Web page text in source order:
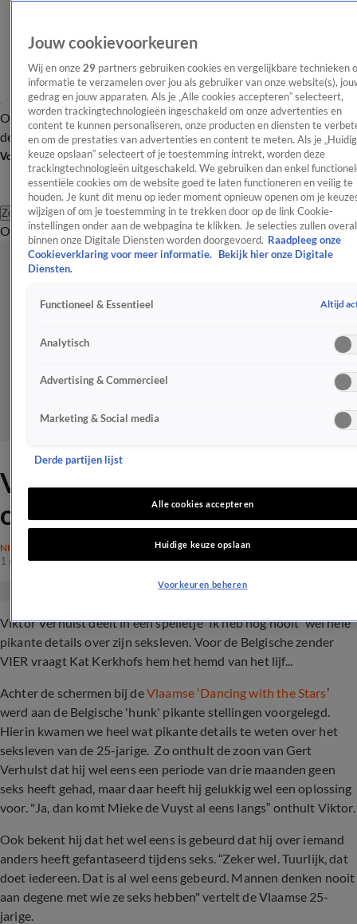
OverzichtAfleveringen Entertainment TV Algemeen
Tip
de redactieNieuwsbrief
Volg Shownieuws
Zoeken
OverzichtEntertainmentSpraakmakendRealityCrimeVideo's
Viktor Verhulst erg
openhartig over seksleven
NIEUWS
1 nov 2019, 11:20
Viktor Verhulst deelt in een spelletje 'Ik heb nog nooit' wel hele
pikante details over zijn seksleven. Voor de Belgische zender
VIER vraagt Kat Kerkhofs hem het hemd van het lijf...
Achter de schermen bij deVlaamse ‘Dancing with the Stars’
werd aan de Belgische 'hunk' pikante stellingen voorgelegd.
Hierin kwamen we heel wat pikante details te weten over het
seksleven van de 25-jarige. Zo onthult de zoon van Gert
Verhulst dat hij wel eens een periode van drie maanden geen
seks heeft gehad, maar daar heeft hij gelukkig wel een oplossing
voor. "Ja, dan komt Mieke de Vuyst al eens langs” onthult Viktor.
Ook bekent hij dat het wel eens is gebeurd dat hij over iemand
anders heeft gefantaseerd tijdens seks. “Zeker wel. Tuurlijk, dat
doet iedereen. Dat is al wel eens gebeurd. Mannen denken nooit
aan degene met wie ze seks hebben" vertelt de Vlaamse 25-
jarige.
Jouw cookievoorkeuren
Wij en onze 29 partners gebruiken cookies en vergelijkbare technieken
informatie te verzamelen over jou als gebruiker van onze website(s),
gedrag en jouw apparaten. Als je „Alle cookies accepteren” selecteert,
worden trackingtechnologieën ingeschakeld om onze advertenties en
content te kunnen personaliseren, onze producten en diensten te
en om de prestaties van advertenties en content te meten. Als je
keuze opslaan” selecteert of je toestemming intrekt, worden deze
trackingtechnologieën uitgeschakeld. We gebruiken dan enkel
essentiële cookies om de website goed te laten functioneren en veilig te
houden. Je kunt dit menu op ieder moment opnieuw openen om je
wijzigen of om je toestemming in te trekken door op de link Cookie-
instellingen onder aan de webpagina te klikken. Je selecties zullen overal
binnen onze Digitale Diensten worden doorgevoerd. Raadpleeg onze
Cookieverklaring voor meer informatie.
Bekijk hier onze Digitale
Diensten.
Functioneel & Essentieel Altijd
Analytisch
Advertising & Commercieel
Marketing & Social media
Derde partijen lijst
Alle cookies accepteren
Huidige keuze opslaan
Voorkeuren beheren